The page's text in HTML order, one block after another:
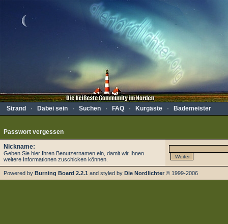
Strand · Dabei sein· Suchen· FAQ· Kurgäste· Bademeister
Passwort vergessen
Nickname:
Geben Sie hier Ihren Benutzernamen ein, damit wir Ihnen
weitere Informationen zuschicken können.
Powered by Burning Board 2.2.1 and styled by Die Nordlichter © 1999-2006